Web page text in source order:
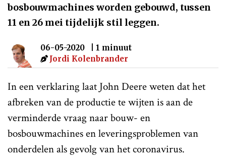
bosbouwmachines worden gebouwd, tussen
11 en 26 mei tijdelijk stil leggen.
06-05-2020
| 1 minuut
Jordi Kolenbrander
In een verklaring laat John Deere weten dat het
afbreken van de productie te wijten is aan de
verminderde vraag naar bouw- en
bosbouwmachines en leveringsproblemen van
onderdelen als gevolg van het coronavirus.